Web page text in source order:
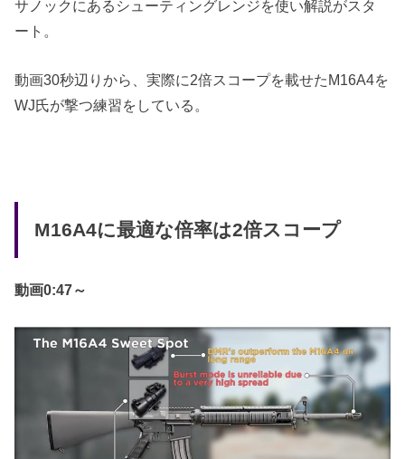
サノックにあるシューティングレンジを使い解説がスタ
ート。
動画30秒辺りから、実際に2倍スコープを載せたM16A4を
WJ氏が撃つ練習をしている。
M16A4に最適な倍率は2倍スコープ
動画0:47～